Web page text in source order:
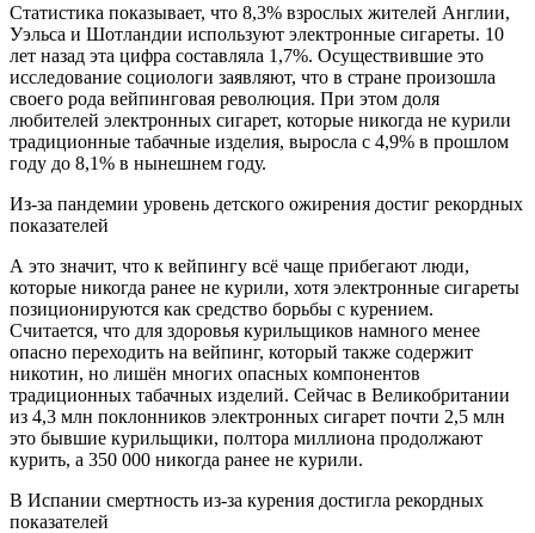
Статистика показывает, что 8,3% взрослых жителей Англии,
Уэльса и Шотландии используют электронные сигареты. 10
лет назад эта цифра составляла 1,7%. Осуществившие это
исследование социологи заявляют, что в стране произошла
своего рода вейпинговая революция. При этом доля
любителей электронных сигарет, которые никогда не курили
традиционные табачные изделия, выросла с 4,9% в прошлом
году до 8,1% в нынешнем году.
Из-за пандемии уровень детского ожирения достиг рекордных
показателей
А это значит, что к вейпингу всё чаще прибегают люди,
которые никогда ранее не курили, хотя электронные сигареты
позиционируются как средство борьбы с курением.
Считается, что для здоровья курильщиков намного менее
опасно переходить на вейпинг, который также содержит
никотин, но лишён многих опасных компонентов
традиционных табачных изделий. Сейчас в Великобритании
из 4,3 млн поклонников электронных сигарет почти 2,5 млн
это бывшие курильщики, полтора миллиона продолжают
курить, а 350 000 никогда ранее не курили.
В Испании смертность из-за курения достигла рекордных
показателей